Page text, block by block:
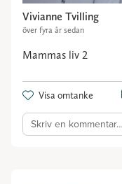
Vivianne Tvilling
över fyra år sedan
Mammas liv 2
Visa omtanke
Skriv en kommentar…